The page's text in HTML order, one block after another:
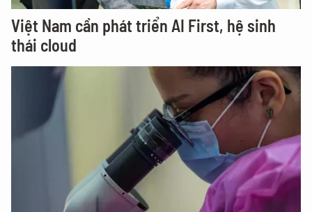
Việt Nam cần phát triển AI First, hệ sinh
thái cloud